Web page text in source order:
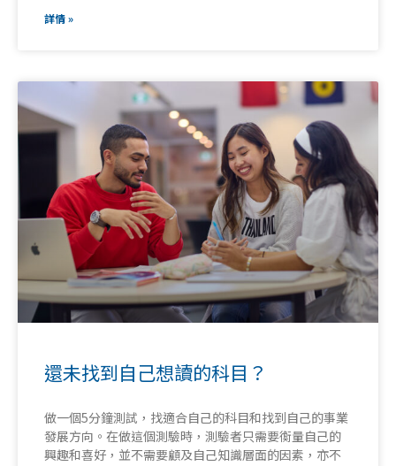
詳情 »
還未找到自己想讀的科目？
做一個5分鐘測試，找適合自己的科目和找到自己的事業
發展方向。在做這個測驗時，測驗者只需要𧗽量自己的
興趣和喜好，並不需要顧及自己知識層面的因素，亦不